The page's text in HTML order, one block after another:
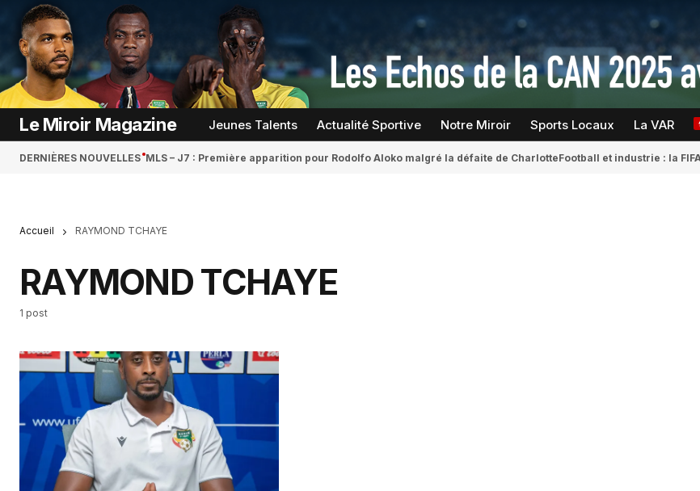
Le Miroir Magazine Jeunes Talents Actualité Sportive Notre Miroir Sports Locaux La VAR
DERNIÈRES NOUVELLES MLS – J7 : Première apparition pour Rodolfo Aloko malgré la défaite de CharlotteFootball et industrie : la
Accueil RAYMOND TCHAYE
RAYMOND TCHAYE
1 post